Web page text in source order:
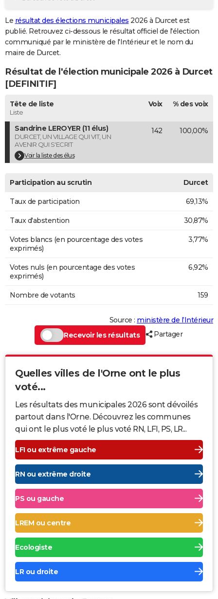
GUIDES D'ACHAT
BONS PLANS
CARTE DE VOEUX
Carte de Noël
Carte Bonne année
Carte Saint-Valentin
Carte Pâques
Carte d'anniversaire
DICTIONNAIRE
Dictionnaire
Biographies
Citations
Expressions
Proverbes
PROGRAMME TV
COPAINS D'AVANT
S'inscrire
Se connecter
Lycées
Collèges
Primaires
Universités
Entreprises
Service militaire
Avis de recherche
AVIS DE DÉCÈS
Bricolage
Lifestyle
Culture
Sport
Auto
Television
Voyage
Cinema
Le résultat des élections municipales 2026 à Durcet est
publié. Retrouvez ci-dessous le résultat officiel de l'élection
communiqué par le ministère de l'Intérieur et le nom du
maire de Durcet.
Résultat de l'élection municipale 2026 à Durcet
[DEFINITIF]
Tête de liste
Liste
Voix % des voix
Sandrine LEROYER (11 élus)
DURCET, UN VILLAGE QUI VIT, UN
AVENIR QUI S'ECRIT
Voir la liste des élus
142 100,00%
Participation au scrutin Durcet
Taux de participation 69,13%
Taux d'abstention 30,87%
Votes blancs (en pourcentage des votes
exprimés)
3,77%
Votes nuls (en pourcentage des votes
exprimés)
6,92%
Nombre de votants 159
Source : ministère de l’Intérieur
Recevoir les résultats
Partager
Quelles villes de l'Orne ont le plus
voté...
Les résultats des municipales 2026 sont dévoilés
partout dans l'Orne. Découvrez les communes
qui ont le plus voté le plus voté RN, LFI, PS, LR...
LFI ou extrême gauche
RN ou extrême droite
PS ou gauche
LREM ou centre
Ecologiste
LR ou droite